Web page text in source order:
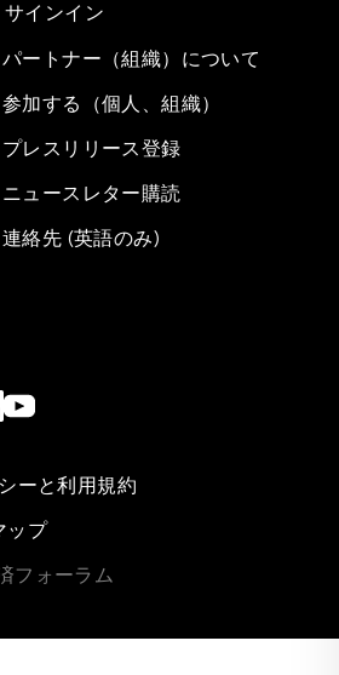
サインイン
パートナー（組織）について
参加する（個人、組織）
プレスリリース登録
ニュースレター購読
連絡先 (英語のみ)
ーと利用規約
ップ
フォーラム